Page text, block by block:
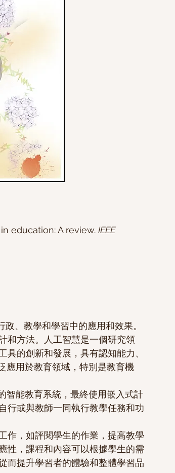
education: A review. IEEE
、教學和學習中的應用和效果。
和方法。人工智慧是一個研究領
的創新和發展，具有認知能力、
應用於教育領域，特別是教育機
智能教育系統，最終使用嵌入式計
行或與教師一同執行教學任務和功
作，如評閱學生的作業，提高教學
性，課程和內容可以根據學生的需
而提升學習者的體驗和整體學習品